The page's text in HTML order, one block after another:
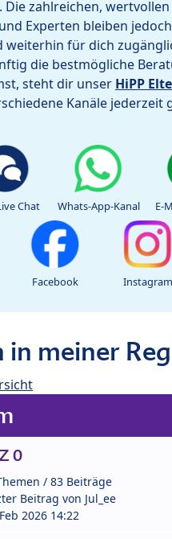
Die zahlreichen,
Experten bleiben
weiterhin für dich
die bestmögliche
steht dir unser HiPP
Kanäle jederzeit
Chat Whats-App-Kanal E-
Facebook Instagram
in meiner
0
/ 83 Beiträge
Beitrag von Jul_ee
2026 14:22